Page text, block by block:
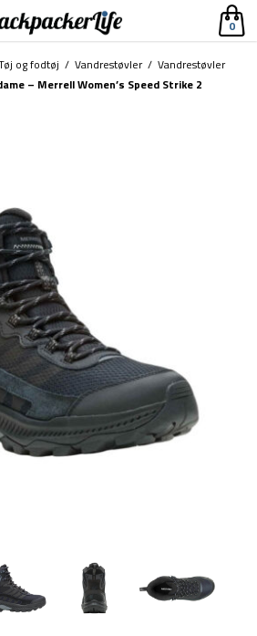
0
og fodtøj / Vandrestøvler/ Vandrestøvler
– Merrell Women’s Speed Strike 2